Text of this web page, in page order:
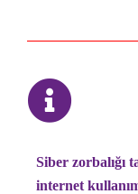
Siber zorbalığı
internet